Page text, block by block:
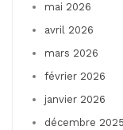
mai 2026
avril 2026
mars 2026
février 2026
janvier 2026
décembre 2025